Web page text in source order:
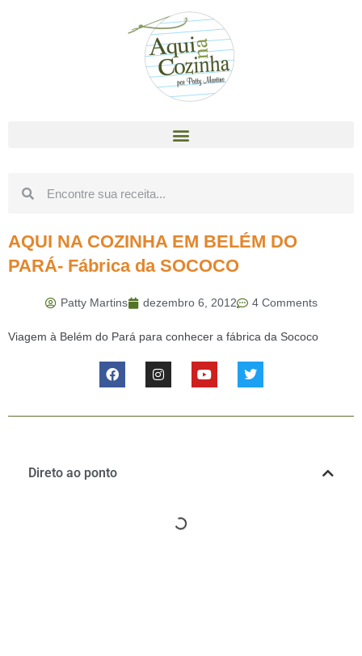
AQUI NA COZINHA EM BELÉM DO
PARÁ- Fábrica da SOCOCO
Patty Martins dezembro 6, 2012 4 Comments
Viagem à Belém do Pará para conhecer a fábrica da Sococo
Direto ao ponto